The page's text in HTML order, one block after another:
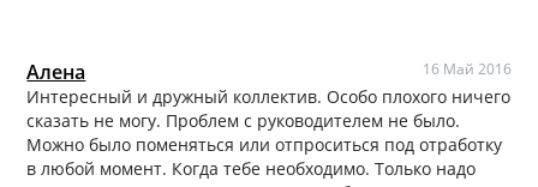
Алена 16 Май 2016
Интересный и дружный коллектив. Особо плохого ничего
сказать не могу. Проблем с руководителем не было.
Можно было поменяться или отпроситься под отработку
в любой момент. Когда тебе необходимо. Только надо